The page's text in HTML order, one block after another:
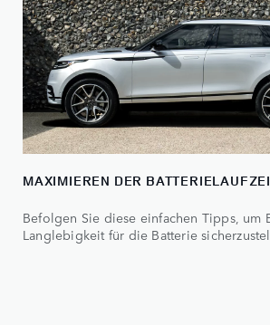
MAXIMIEREN DER
Befolgen Sie diese einfachen Tipps, um
Langlebigkeit für die Batterie